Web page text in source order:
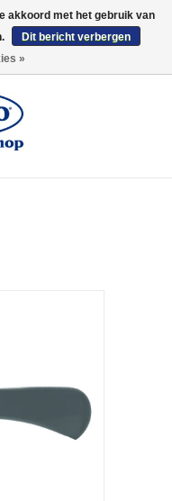
0 Artikelen - €0,00
akkoord met het gebruik van
Dit bericht verbergen
»